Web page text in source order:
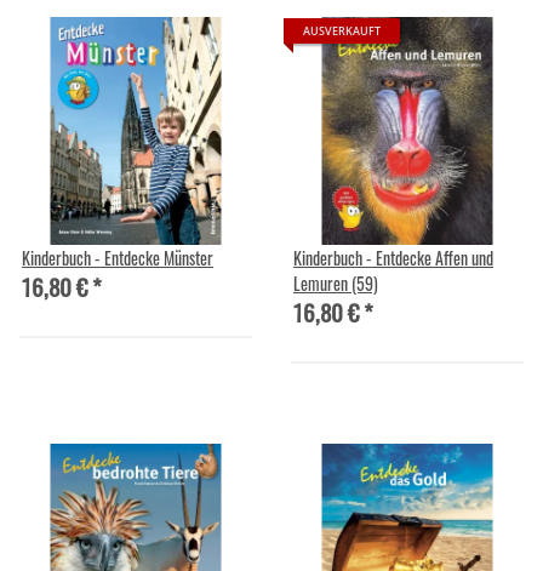
Kinderbuch - Entdecke Münster
16,80 €*
AUSVERKAUFT
Kinderbuch - Entdecke Affen und
Lemuren (59)
16,80 €*